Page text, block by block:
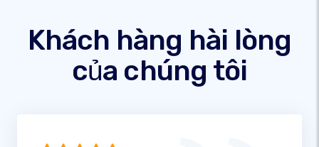
Khách hàng hài lòng
của chúng tôi